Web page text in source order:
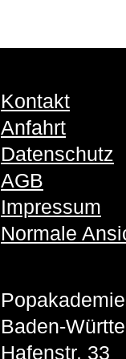
Kontakt
Anfahrt
Datenschutz
AGB
Impressum
Normale
Popakademie
Baden-
Hafenstr. 33